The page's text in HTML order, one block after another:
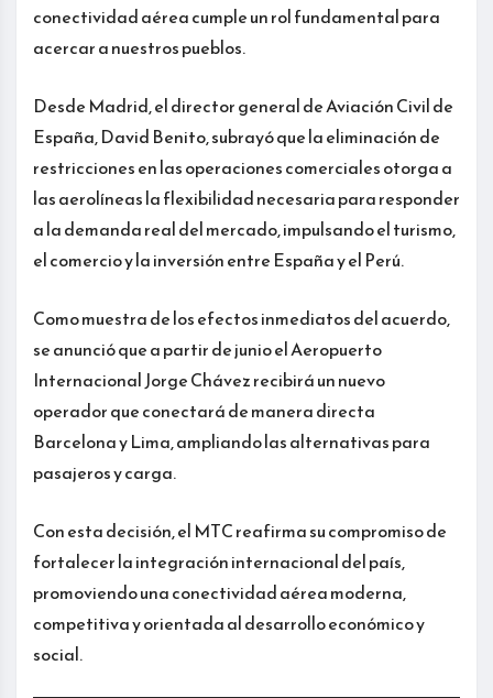
conectividad aérea cumple un rol fundamental para
acercar a nuestros pueblos.
Desde Madrid, el director general de Aviación Civil de
España, David Benito, subrayó que la eliminación de
restricciones en las operaciones comerciales otorga a
las aerolíneas la flexibilidad necesaria para responder
a la demanda real del mercado, impulsando el turismo,
el comercio y la inversión entre España y el Perú.
Como muestra de los efectos inmediatos del acuerdo,
se anunció que a partir de junio el Aeropuerto
Internacional Jorge Chávez recibirá un nuevo
operador que conectará de manera directa
Barcelona y Lima, ampliando las alternativas para
pasajeros y carga.
Con esta decisión, el MTC reafirma su compromiso de
fortalecer la integración internacional del país,
promoviendo una conectividad aérea moderna,
competitiva y orientada al desarrollo económico y
social.